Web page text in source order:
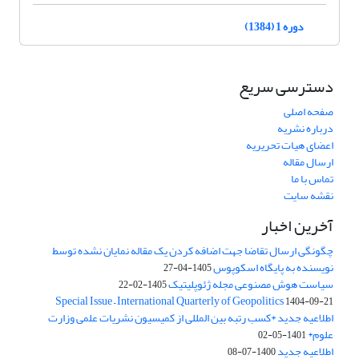
دوره 1 (1384)
دسترسی سریع
صفحه اصلی
درباره نشریه
اعضای هیات تحریریه
ارسال مقاله
تماس با ما
نقشه سایت
آخرین اخبار
چگونگی ارسال تقاضا جهت اضافه کردن یک مقاله نمایان نشده توسط
نویسنده به پایگاه اسکوپوس1405-04-27
سیاست هوش مصنوعی مجله ژئوپلیتیک1405-02-22
Special Issue – International Quarterly of Geopolitics1404-09-21
اطلاعیه جدید *کسب رتبه بین المللی از کمیسیون نشریات علمی وزارت
علوم*1401-05-02
اطلاعیه جدید1400-07-08